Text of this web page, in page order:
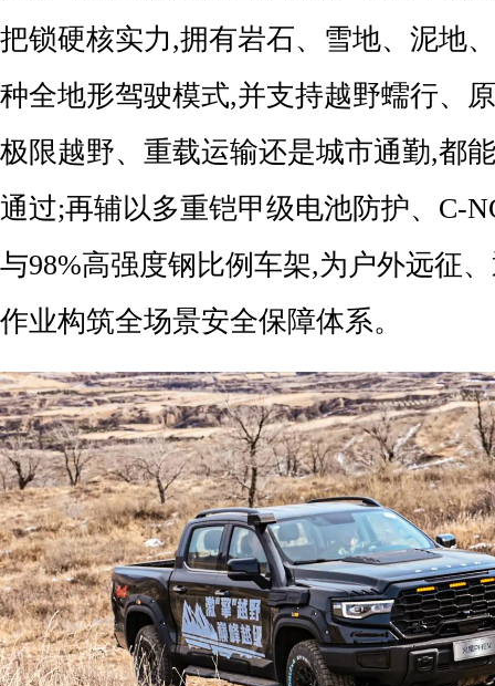
把锁硬核实力,拥有岩石、雪地、泥地
种全地形驾驶模式,并支持越野蠕行、
极限越野、重载运输还是城市通勤,都
通过;再辅以多重铠甲级电池防护、C-
与98%高强度钢比例车架,为户外远征
作业构筑全场景安全保障体系。